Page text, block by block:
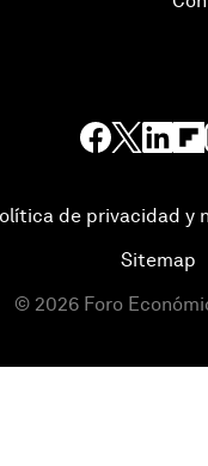
de privacidad y
Sitemap
© 2026 Foro